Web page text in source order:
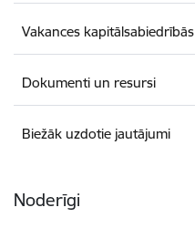
Vakances kapitālsabiedrībās
Dokumenti un resursi
Biežāk uzdotie jautājumi
Noderīgi